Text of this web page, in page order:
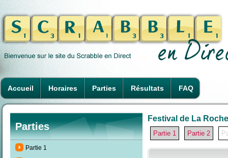
Accueil Horaires Parties Résultats FAQ
Parties
Partie 1
Festival de La
Partie 1 Partie 2